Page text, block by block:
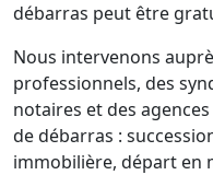
débarras peut être
Nous intervenons
professionnels, des
notaires et des
de débarras :
immobilière, départ en